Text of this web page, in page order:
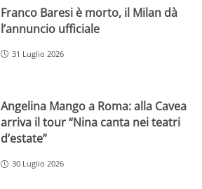
Franco Baresi è morto, il Milan dà
l’annuncio ufficiale
31 Luglio 2026
Angelina Mango a Roma: alla Cavea
arriva il tour “Nina canta nei teatri
d’estate”
30 Luglio 2026